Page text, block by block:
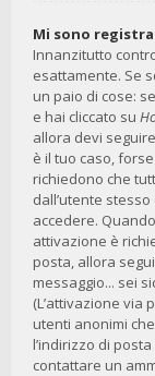
Mi sono
Innanzitutto
esattamente. Se
un paio di cose:
e hai cliccato su
allora devi
è il tuo caso,
richiedono che
dall’utente
accedere.
attivazione è
posta, allora
messaggio... sei
(L’attivazione via
utenti anonimi
l’indirizzo di
contattare un